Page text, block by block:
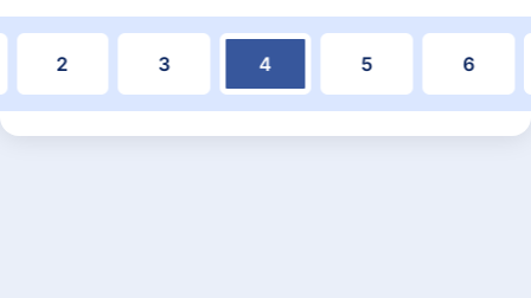
2 3 4 5 6